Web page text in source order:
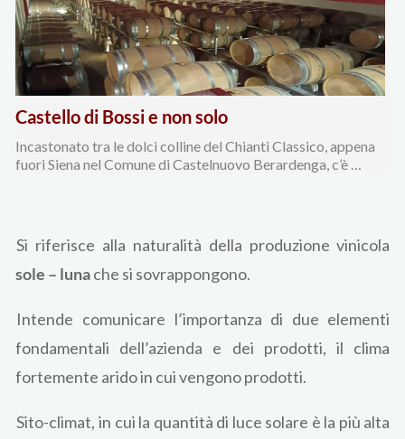
Castello di Bossi e non solo
Incastonato tra le dolci colline del Chianti Classico, appena
fuori Siena nel Comune di Castelnuovo Berardenga, c’è …
Si riferisce alla naturalità della produzione vinicola
sole – lunache si sovrappongono.
Intende comunicare l’importanza di due elementi
fondamentali dell’azienda e dei prodotti, il clima
fortemente arido in cui vengono prodotti.
Sito-climat, in cui la quantità di luce solare è la più alta